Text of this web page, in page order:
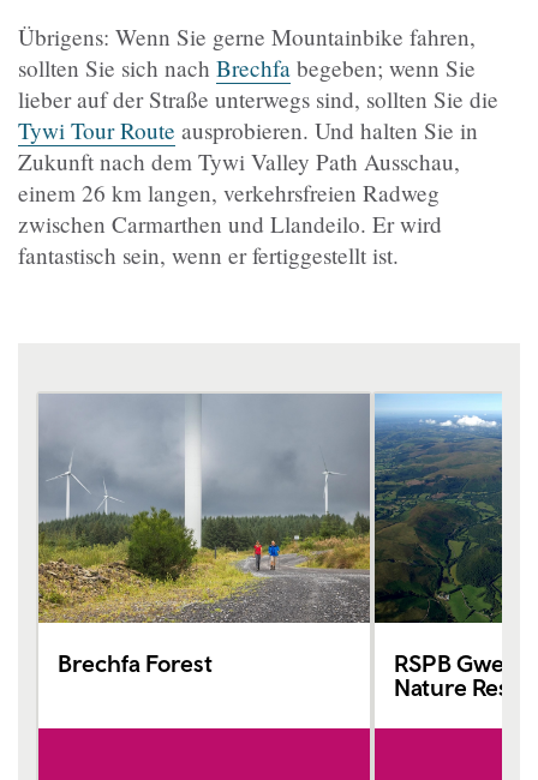
Übrigens: Wenn Sie gerne Mountainbike fahren,
sollten Sie sich nach Brechfa begeben; wenn Sie
lieber auf der Straße unterwegs sind, sollten Sie die
Tywi Tour Route ausprobieren. Und halten Sie in
Zukunft nach dem Tywi Valley Path Ausschau,
einem 26 km langen, verkehrsfreien Radweg
zwischen Carmarthen und Llandeilo. Er wird
fantastisch sein, wenn er fertiggestellt ist.
Brechfa Forest
RSPB
Nature